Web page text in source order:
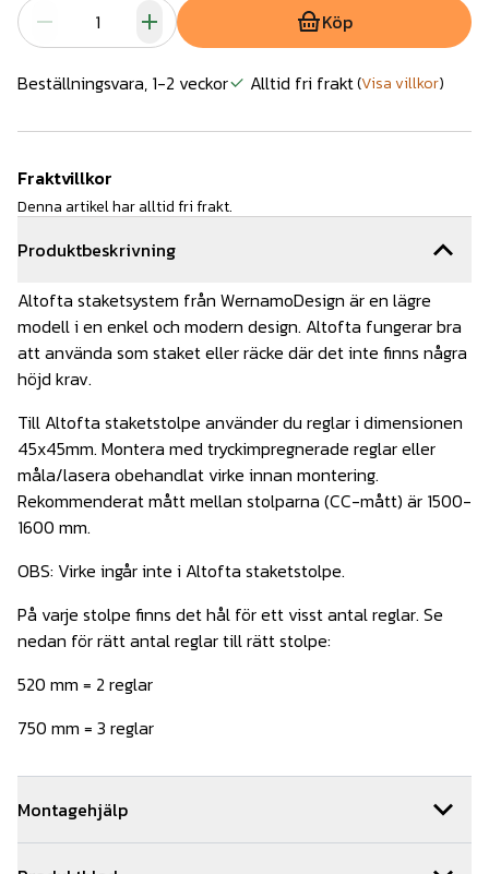
Produktbeskrivning
Altofta staketsystem från WernamoDesign är en lägre
modell i en enkel och modern design. Altofta fungerar bra
att använda som staket eller räcke där det inte finns några
höjd krav.
Till Altofta staketstolpe använder du reglar i dimensionen
45x45mm. Montera med tryckimpregnerade reglar eller
måla/lasera obehandlat virke innan montering.
Rekommenderat mått mellan stolparna (CC-mått) är 1500-
1600 mm.
OBS: Virke ingår inte i Altofta staketstolpe.
På varje stolpe finns det hål för ett visst antal reglar. Se
nedan för rätt antal reglar till rätt stolpe:
520 mm = 2 reglar
750 mm = 3 reglar
Montagehjälp
Köp
Beställningsvara, 1-2 veckor Alltid fri frakt(Visa villkor)
Fraktvillkor
Denna artikel har alltid fri frakt.